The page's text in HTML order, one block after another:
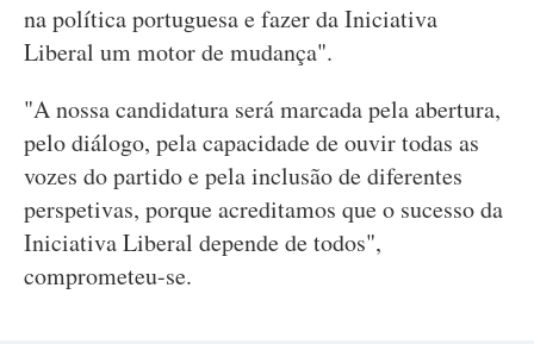
na política portuguesa e fazer da Iniciativa
Liberal um motor de mudança".
"A nossa candidatura será marcada pela abertura,
pelo diálogo, pela capacidade de ouvir todas as
vozes do partido e pela inclusão de diferentes
perspetivas, porque acreditamos que o sucesso da
Iniciativa Liberal depende de todos",
comprometeu-se.